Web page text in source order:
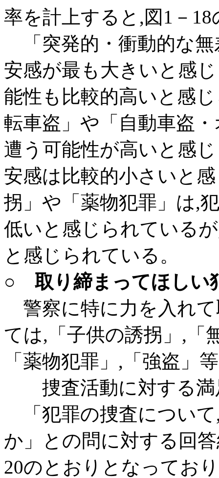
率を計上すると,図1－
「突発的・衝動的な無
安感が最も大きいと感
能性も比較的高いと感
転車盗」や「自動車盗
遭う可能性が高いと感
安感は比較的小さいと
拐」や「薬物犯罪」は,
低いと感じられている
と感じられている。
○ 取り締まってほしい
警察に特に力を入れ
ては,「子供の誘拐」,「
「薬物犯罪」,「強盗」
捜査活動に対する満
「犯罪の捜査につい
か」との問に対する回
20のとおりとなってお